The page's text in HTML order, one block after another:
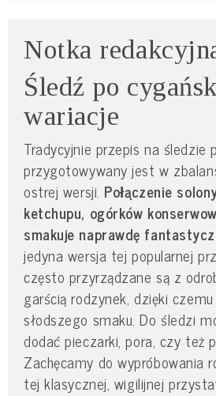
Notka
Śledź po
wariacje
Tradycyjnie przepis na śledzie
przygotowywany jest w
ostrej wersji. Połączenie
ketchupu, ogórków
smakuje naprawdę
jedyna wersja tej popularnej
często przyrządzane są z
garścią rodzynek, dzięki
słodszego smaku. Do śledzi
dodać pieczarki, pora, czy też
Zachęcamy do wypróbowania
tej klasycznej, wigilijnej